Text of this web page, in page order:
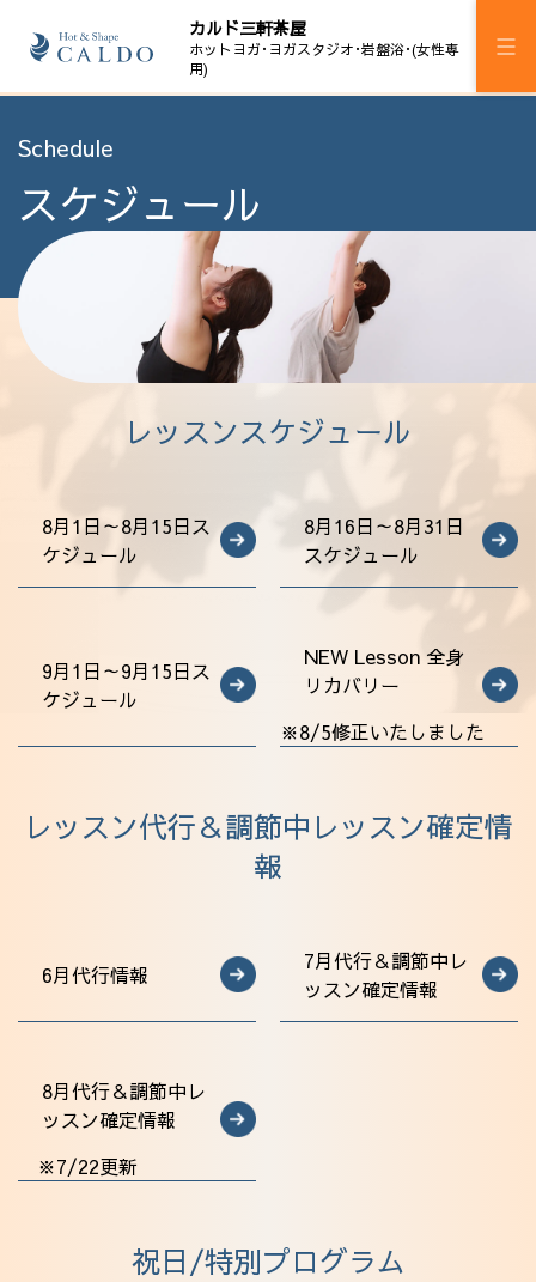
カルド三軒茶屋
ホットヨガ･ヨガスタジオ･岩盤浴･(女性専
用)
施設案内
プログラム
スケジュール
ジム
法人会員
Schedule
スケジュール
レッスンスケジュール
8月1日～8月15日ス
ケジュール
8月16日～8月31日
スケジュール
9月1日～9月15日ス
ケジュール
NEW Lesson 全身
リカバリー
※8/5修正いたしました
レッスン代行＆調節中レッスン確定情
報
6月代行情報
7月代行＆調節中レ
ッスン確定情報
8月代行＆調節中レ
ッスン確定情報
※7/22更新
祝日/特別プログラム